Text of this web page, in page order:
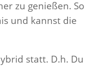
zu genießen. So
und kannst die
statt. D.h. Du